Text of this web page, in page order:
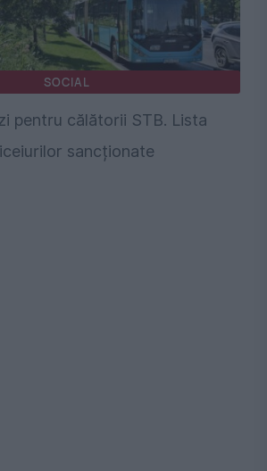
SOCIAL
pentru călătorii STB. Lista
sancționate